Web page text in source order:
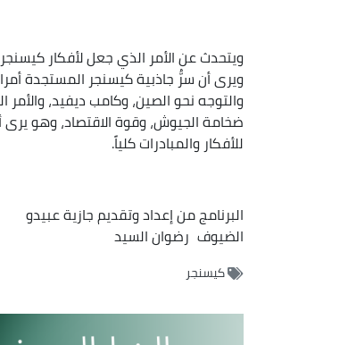
ويتحدث عن الأمر الذي جعل لأفكار
ويرى أن سرُّ جاذبية كيسنجر المستجدة
والتوجه نحو الصين، وكامب ديفيد، والأمر
ضخامة الجيوش، وقوة الاقتصاد، وهو
للأفكار والمبادرات كلياً.
البرنامج من إعداد وتقديم جازية عبيدو
الضيوف رضوان السيد
كيسنجر